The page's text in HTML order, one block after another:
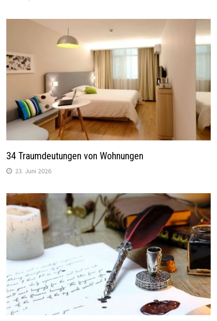
34 Traumdeutungen von Wohnungen
23. Juni 2026